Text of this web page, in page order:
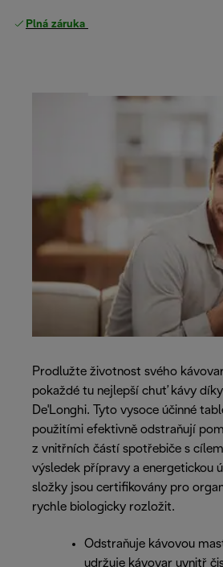
Plná záruka výrobce
Prodlužte životnost svého
pokaždé tu nejlepší chuť kávy
De'Longhi. Tyto vysoce účinné
použitími efektivně odstraňují
z vnitřních částí spotřebiče s
výsledek přípravy a energetickou
složky jsou certifikovány pro
rychle biologicky rozložit.
Odstraňuje kávovou
udržuje kávovar uvnitř